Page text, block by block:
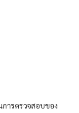
ารตรวจสอบของ